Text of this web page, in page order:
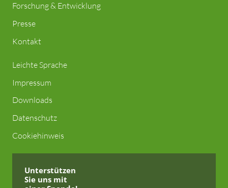
Forschung & Entwicklung
Presse
Kontakt
Leichte Sprache
Impressum
Downloads
Datenschutz
Cookiehinweis
Unterstützen
Sie uns mit